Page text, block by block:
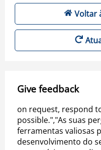
Voltar
Give feedback
on request, respond
possible.","As suas
ferramentas valiosas
desenvolvimento do